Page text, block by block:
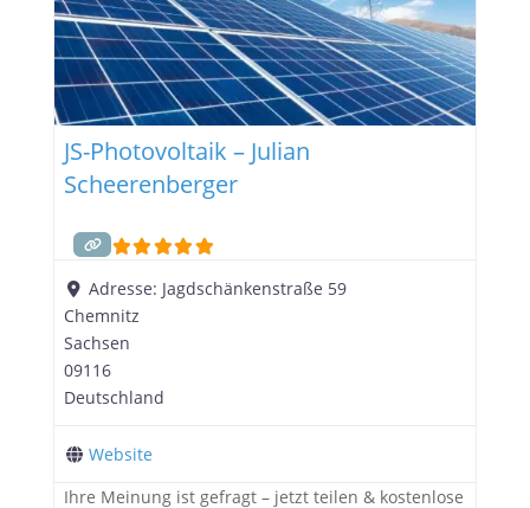
JS-Photovoltaik – Julian
Scheerenberger
Adresse: Jagdschänkenstraße 59
Chemnitz
Sachsen
09116
Deutschland
Website
Ihre Meinung ist gefragt – jetzt teilen & kostenlose